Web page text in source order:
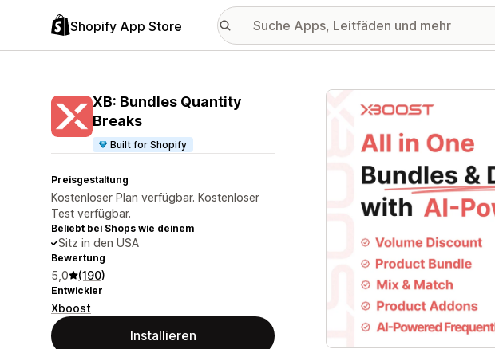
Shopify App Store
XB: Bundles Quantity
Breaks
Built for Shopify
Preisgestaltung
Kostenloser Plan verfügbar. Kostenloser
Test verfügbar.
Beliebt bei Shops wie deinem
Sitz in den USA
Bewertung
5,0 (190)
Entwickler
Xboost
Installieren
Vorgestellte Bildergalerie